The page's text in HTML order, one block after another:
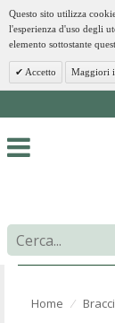
Questo sito utilizza
l'esperienza d'uso degli
elemento sottostante
Accetto Maggiori
Home ⁄